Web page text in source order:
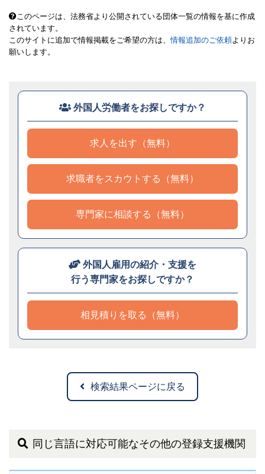
このページは、法務省より公開されている団体一覧の情報を基に作成
されています。
このサイトに追加で情報掲載をご希望の方は、情報追加のご依頼よりお
願いします。
外国人労働者をお探しですか？
求人を出す（無料）
求職者をスカウトする（無料）
専門家に相談する（無料）
外国人雇用の紹介・支援を
行う専門家をお探しですか？
相見積りを取る（無料）
検索結果ページに戻る
同じ言語に対応可能なその他の登録支援機関